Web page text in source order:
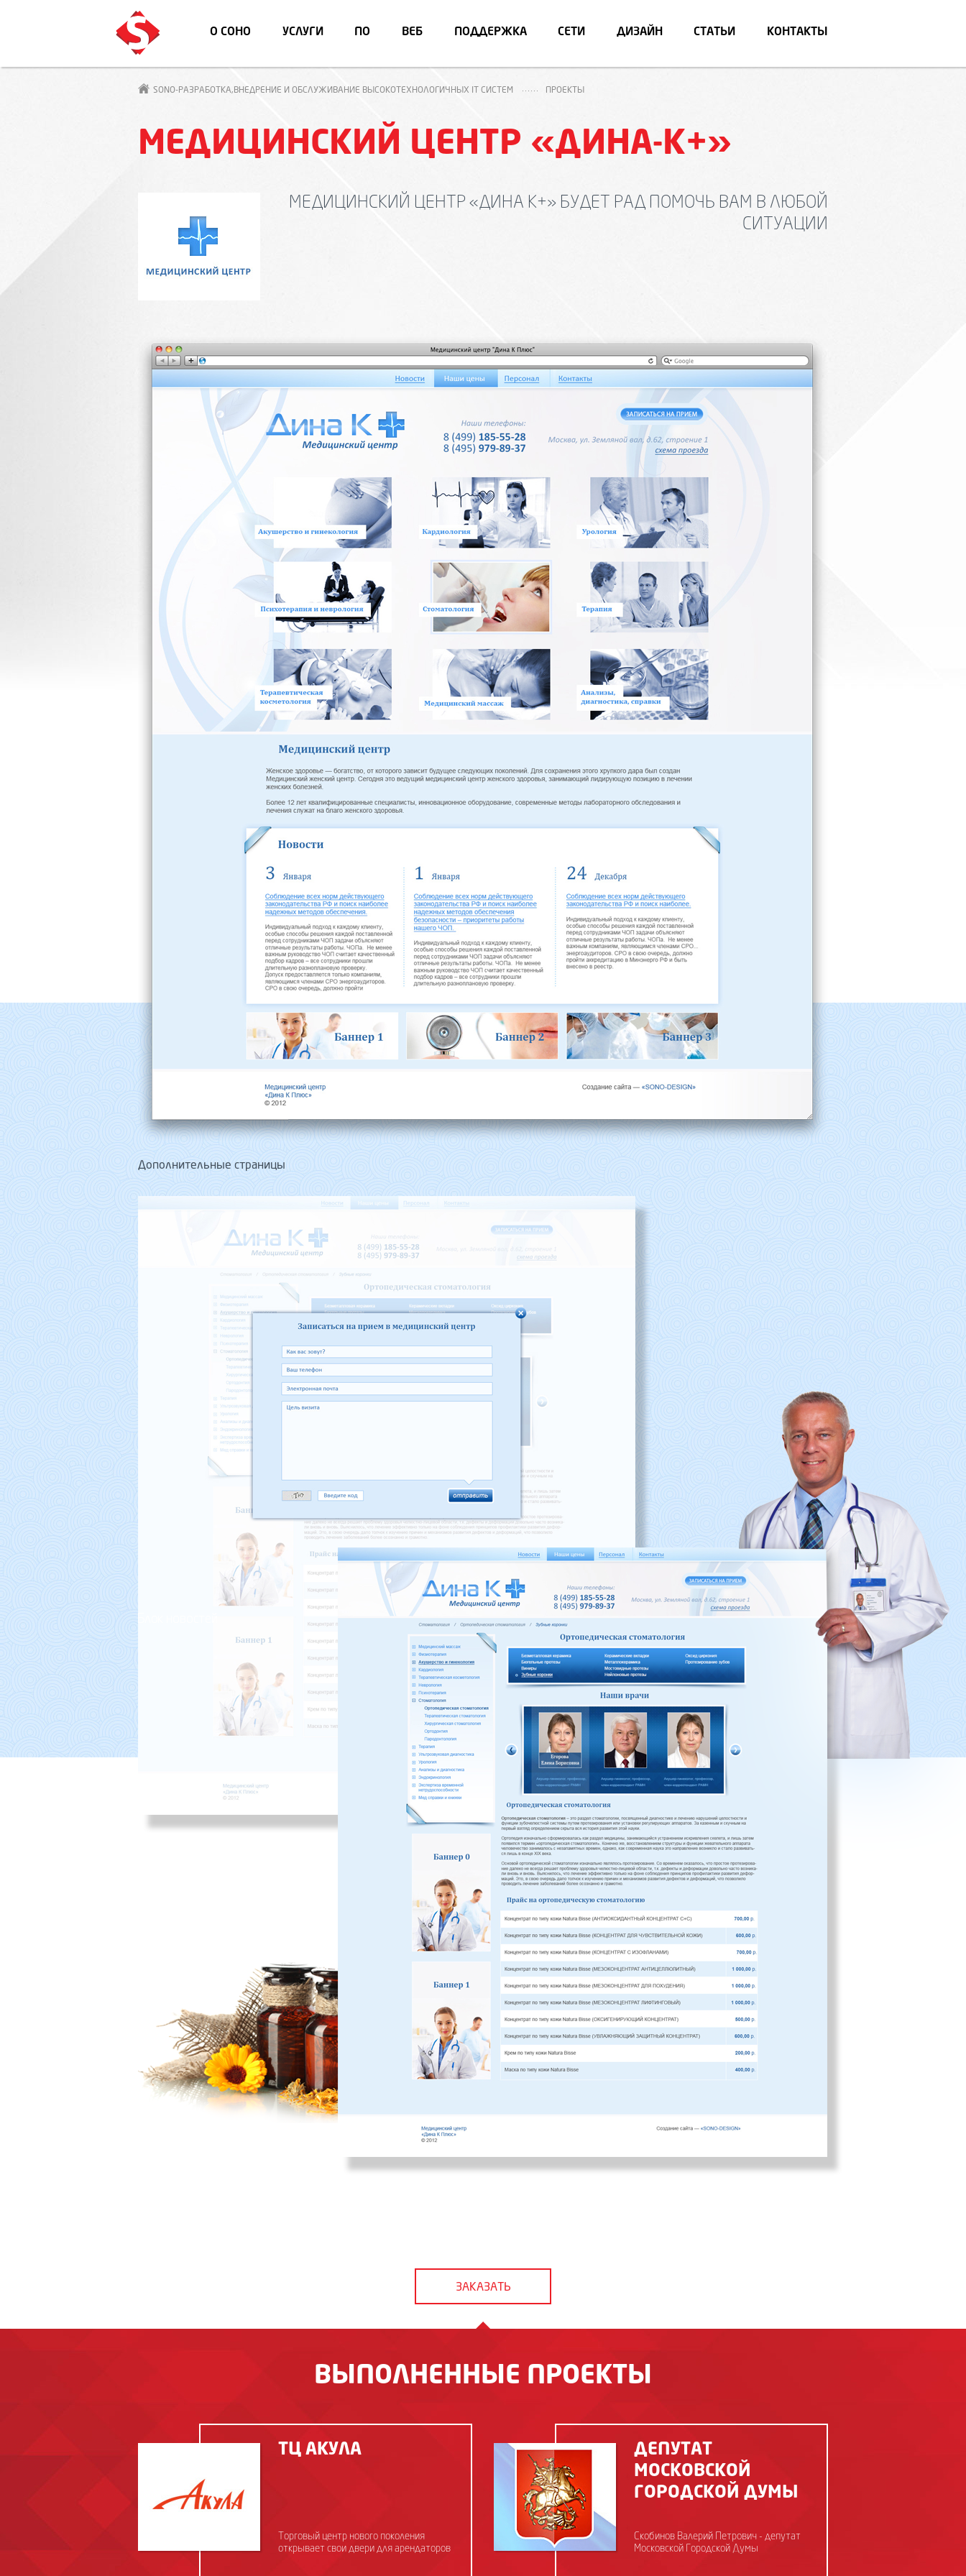
О СОНО УСЛУГИ ПО ВЕБ ПОДДЕРЖКА СЕТИ ДИЗАЙН СТАТЬИ КОНТАКТЫ
SONO-РАЗРАБОТКА,ВНЕДРЕНИЕ И ОБСЛУЖИВАНИЕ ВЫСОКОТЕХНОЛОГИЧНЫХ IT СИСТЕМ ПРОЕКТЫ
МЕДИЦИНСКИЙ ЦЕНТР «ДИНА-К+»
МЕДИЦИНСКИЙ ЦЕНТР «ДИНА К+» БУДЕТ РАД ПОМОЧЬ ВАМ В ЛЮБОЙ
СИТУАЦИИ
Дополнительные страницы
ЗАКАЗАТЬ
ВЫПОЛНЕННЫЕ ПРОЕКТЫ
ТЦ АКУЛА
Торговый центр нового поколения
открывает свои двери для арендаторов
ДЕПУТАТ
МОСКОВСКОЙ
ГОРОДСКОЙ ДУМЫ
Скобинов Валерий Петрович - депутат
Московской Городской Думы